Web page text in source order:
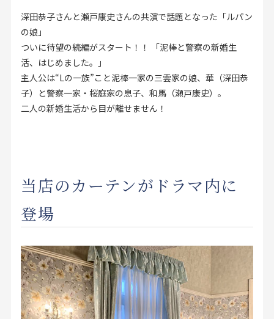
深田恭子さんと瀬戸康史さんの共演で話題となった「ルパン
の娘」
ついに待望の続編がスタート！！ 「泥棒と警察の新婚生
活、はじめました。」
主人公は“Lの一族”こと泥棒一家の三雲家の娘、華（深田恭
子）と警察一家・桜庭家の息子、和馬（瀬戸康史）。
二人の新婚生活から目が離せません！
当店のカーテンがドラマ内に
登場